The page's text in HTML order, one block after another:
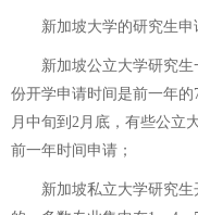
新加坡大学的研究生申
新加坡公立大学研究生
份开学申请时间是前一年
月中旬到2月底，有些公立
前一年时间申请；
新加坡私立大学研究生